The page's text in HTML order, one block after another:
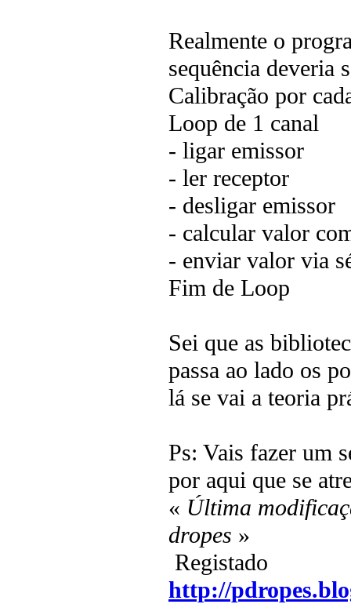
Realmente o
sequência deveria
Calibração por
Loop de 1 canal
- ligar emissor
- ler receptor
- desligar emissor
- calcular valor
- enviar valor via
Fim de Loop
Sei que as
passa ao lado os
lá se vai a teoria
Ps: Vais fazer um
por aqui que se
« Última
dropes »
Registado
http://